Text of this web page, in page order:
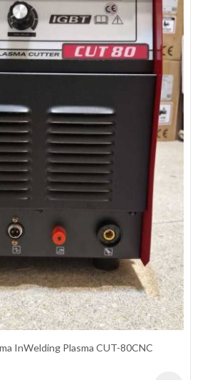
250LT
250 LT Tip invertor IGBT LCD + Arc
Force + Hot start - Anti Stick - CELL - LT
- Numar faze 1 Tensiune de alimentare
Hz Curentul de intrare max/nominal
de putere (cos fi) 0.93 Randament 88%
(10 min/40 °C) 230A @ 60% 178A @
iesire MMA:20A-230A TIG:20A-230A
20.8V-29.2V Tensiune de mers în gol
electrozi 1.6-4.0mm Clasa de
IP21S Masa 8.5kg Dimensiuni
3070 LEI
detalii
InWelding Plasma CUT-80CNC